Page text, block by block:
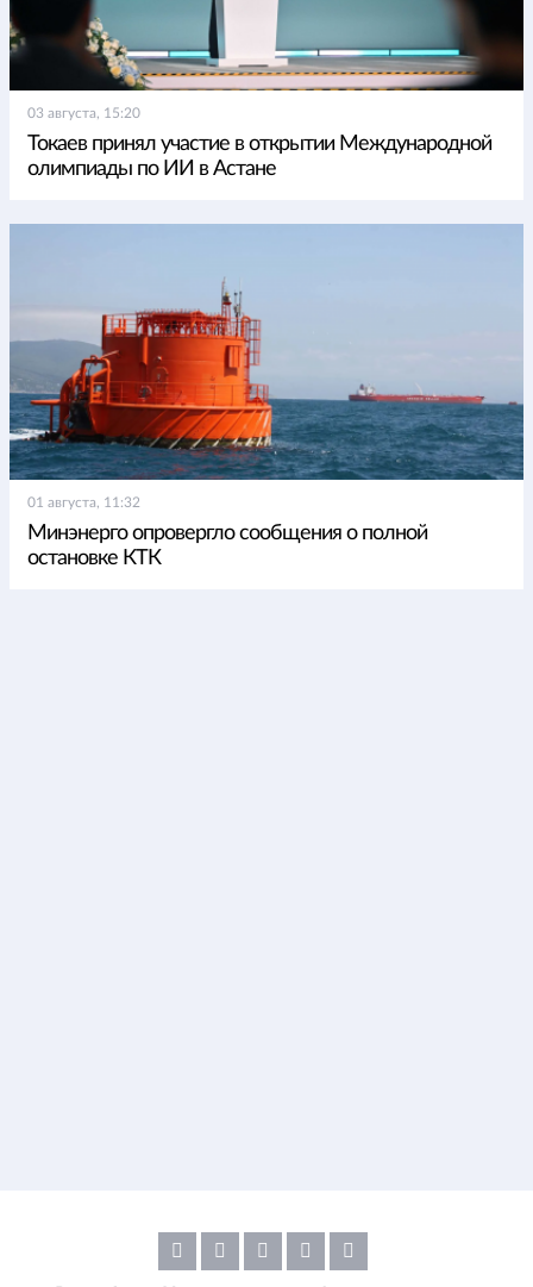
03 августа, 15:20
Токаев принял участие в открытии Международной
олимпиады по ИИ в Астане
01 августа, 11:32
Минэнерго опровергло сообщения о полной
остановке КТК